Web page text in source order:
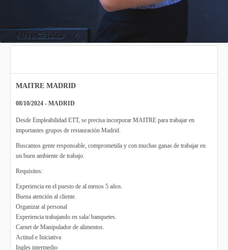
MAITRE MADRID
08/10/2024 - MADRID
Desde Empleabilidad ETT, se precisa incorporar MAITRE para trabajar en
importantes grupos de restauración Madrid.
Buscamos gente responsable, comprometida y con muchas ganas de trabajar en
un buen ambiente de trabajo.
Requisitos:
Experiencia en el puesto de al menos 5 años.
Buena atención al cliente.
Organizar al personal
Experiencia trabajando en sala/ banquetes.
Carnet de Manipulador de alimentos.
Actitud e Iniciativa
Ingles intermedio